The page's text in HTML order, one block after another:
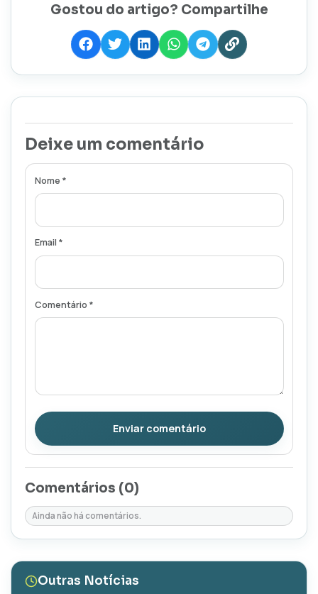
Gostou do artigo? Compartilhe
Deixe um comentário
Nome *
Email *
Comentário *
Enviar comentário
Comentários (0)
Ainda não há comentários.
Outras Notícias